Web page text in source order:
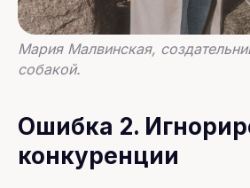
Мария Малвинская,
собакой.
Ошибка 2.
конкуренции